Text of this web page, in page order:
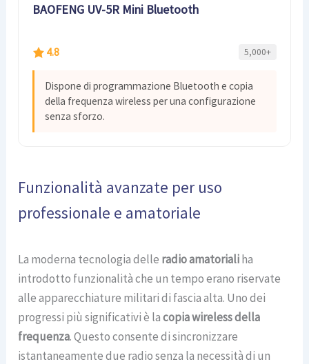
BAOFENG UV-5R Mini Bluetooth
4.8 5,000+
Dispone di programmazione Bluetooth e copia
della frequenza wireless per una configurazione
senza sforzo.
Funzionalità avanzate per uso
professionale e amatoriale
La moderna tecnologia delle radio amatorialiha
introdotto funzionalità che un tempo erano riservate
alle apparecchiature militari di fascia alta. Uno dei
progressi più significativi è lacopia wireless della
frequenza. Questo consente di sincronizzare
istantaneamente due radio senza la necessità di un